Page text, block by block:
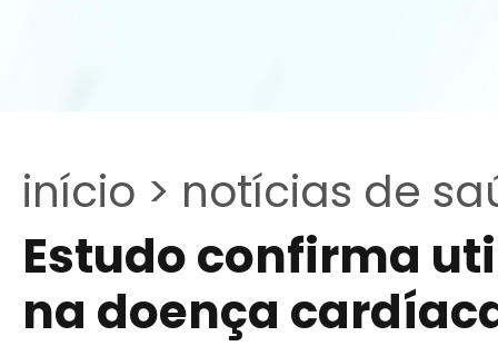
início > notícias de
Estudo confirma
na doença